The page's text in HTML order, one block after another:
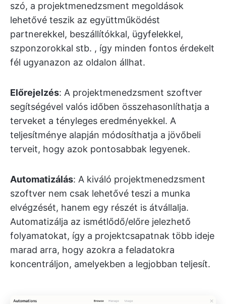
szó, a projektmenedzsment megoldások
lehetővé teszik az együttműködést
partnerekkel, beszállítókkal, ügyfelekkel,
szponzorokkal stb. , így minden fontos érdekelt
fél ugyanazon az oldalon állhat.
Előrejelzés: A projektmenedzsment szoftver
segítségével valós időben összehasonlíthatja a
terveket a tényleges eredményekkel. A
teljesítménye alapján módosíthatja a jövőbeli
terveit, hogy azok pontosabbak legyenek.
Automatizálás: A kiváló projektmenedzsment
szoftver nem csak lehetővé teszi a munka
elvégzését, hanem egy részét is átvállalja.
Automatizálja az ismétlődő/előre jelezhető
folyamatokat, így a projektcsapatnak több ideje
marad arra, hogy azokra a feladatokra
koncentráljon, amelyekben a legjobban teljesít.